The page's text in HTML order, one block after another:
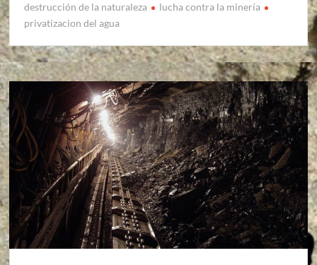
destrucción de la naturaleza
lucha contra la minería
privatizacion del agua